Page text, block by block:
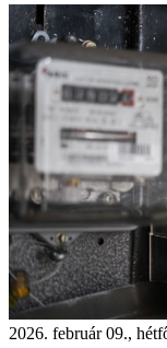
2026. február 09.,